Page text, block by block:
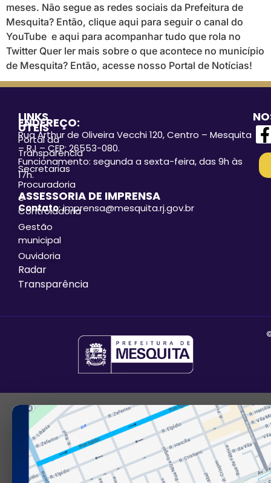
meses. Não segue as redes sociais da Prefeitura de
Mesquita? Então, clique aqui para seguir o canal do
YouTube e aqui para acompanhar tudo que rola no
Twitter Quer ler mais sobre o que acontece no município
de Mesquita? Então, acesse nosso Portal de Notícias!
LINKS
ÚTEIS
Portal da
Transparência
Secretarias
Procuradoria
e
Controladoria
Gestão
municipal
Ouvidoria
Radar
Transparência
ENDEREÇO:
Rua Arthur de Oliveira Vecchi 120, Centro – Mesquita
– RJ – CEP: 26553-080.
Funcionamento: segunda a sexta-feira, das 9h às
17h.
ASSESSORIA DE IMPRENSA
Contato: imprensa@mesquita.rj.gov.br